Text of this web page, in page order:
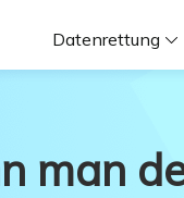
Datenrettung
man